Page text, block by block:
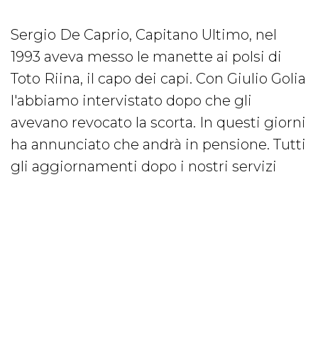
Sergio De Caprio, Capitano Ultimo, nel
1993 aveva messo le manette ai polsi di
Toto Riina, il capo dei capi. Con Giulio Golia
l'abbiamo intervistato dopo che gli
avevano revocato la scorta. In questi giorni
ha annunciato che andrà in pensione. Tutti
gli aggiornamenti dopo i nostri servizi